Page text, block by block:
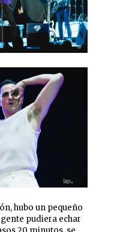
hubo un pequeño
pudiera echar